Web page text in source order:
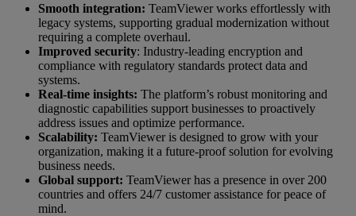
Smooth integration: TeamViewer works effortlessly with
legacy systems, supporting gradual modernization without
requiring a complete overhaul.
Improved security: Industry-leading encryption and
compliance with regulatory standards protect data and
systems.
Real-time insights: The platform’s robust monitoring and
diagnostic capabilities support businesses to proactively
address issues and optimize performance.
Scalability: TeamViewer is designed to grow with your
organization, making it a future-proof solution for evolving
business needs.
Global support: TeamViewer has a presence in over 200
countries and offers 24/7 customer assistance for peace of
mind.